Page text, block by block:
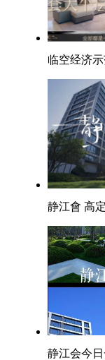
临空经济
静江會 高
静江会今